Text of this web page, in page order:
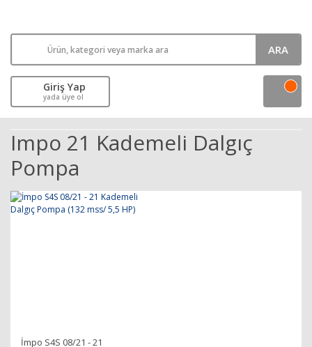
ARA
Giriş Yap
yada üye ol
Impo 21 Kademeli Dalgıç
Pompa
İmpo S4S 08/21 - 21